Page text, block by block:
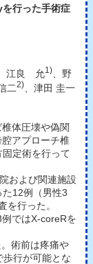
行った手術症
、江良 允1) 、野
二2) 、津田 圭一
体圧壊や偽関
アプローチ椎
定術を行って
および関連施設
12例（男性3
を行った。
ではX-coreRを
術前は疼痛や
行が可能とな